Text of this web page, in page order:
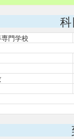
門学校